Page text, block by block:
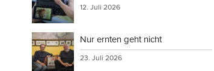
12. Juli 2026
Nur ernten geht nicht
23. Juli 2026